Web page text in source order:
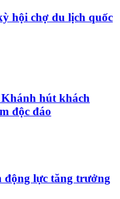
hội chợ du lịch quốc
hút khách
độc đáo
động lực tăng trưởng